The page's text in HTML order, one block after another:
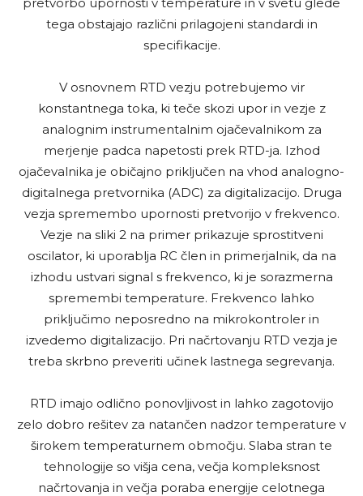
tega obstajajo različni prilagojeni standardi in
specifikacije.
V osnovnem RTD vezju potrebujemo vir
konstantnega toka, ki teče skozi upor in vezje z
analognim instrumentalnim ojačevalnikom za
merjenje padca napetosti prek RTD-ja. Izhod
ojačevalnika je običajno priključen na vhod analogno-
digitalnega pretvornika (ADC) za digitalizacijo. Druga
vezja spremembo upornosti pretvorijo v frekvenco.
Vezje na sliki 2 na primer prikazuje sprostitveni
oscilator, ki uporablja RC člen in primerjalnik, da na
izhodu ustvari signal s frekvenco, ki je sorazmerna
spremembi temperature. Frekvenco lahko
priključimo neposredno na mikrokontroler in
izvedemo digitalizacijo. Pri načrtovanju RTD vezja je
treba skrbno preveriti učinek lastnega segrevanja.
RTD imajo odlično ponovljivost in lahko zagotovijo
zelo dobro rešitev za natančen nadzor temperature v
širokem temperaturnem območju. Slaba stran te
tehnologije so višja cena, večja kompleksnost
načrtovanja in večja poraba energije celotnega